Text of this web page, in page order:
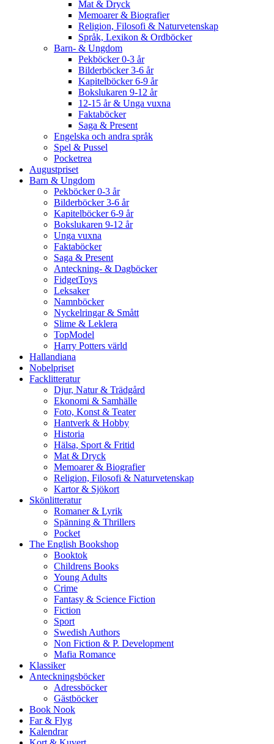
Mat & Dryck
Memoarer & Biografier
Religion, Filosofi & Naturvetenskap
Språk, Lexikon & Ordböcker
Barn- & Ungdom
Pekböcker 0-3 år
Bilderböcker 3-6 år
Kapitelböcker 6-9 år
Bokslukaren 9-12 år
12-15 år & Unga vuxna
Faktaböcker
Saga & Present
Engelska och andra språk
Spel & Pussel
Pocketrea
Augustpriset
Barn & Ungdom
Pekböcker 0-3 år
Bilderböcker 3-6 år
Kapitelböcker 6-9 år
Bokslukaren 9-12 år
Unga vuxna
Faktaböcker
Saga & Present
Anteckning- & Dagböcker
FidgetToys
Leksaker
Namnböcker
Nyckelringar & Smått
Slime & Leklera
TopModel
Harry Potters värld
Hallandiana
Nobelpriset
Facklitteratur
Djur, Natur & Trädgård
Ekonomi & Samhälle
Foto, Konst & Teater
Hantverk & Hobby
Historia
Hälsa, Sport & Fritid
Mat & Dryck
Memoarer & Biografier
Religion, Filosofi & Naturvetenskap
Kartor & Sjökort
Skönlitteratur
Romaner & Lyrik
Spänning & Thrillers
Pocket
The English Bookshop
Booktok
Childrens Books
Young Adults
Crime
Fantasy & Science Fiction
Fiction
Sport
Swedish Authors
Non Fiction & P. Development
Mafia Romance
Klassiker
Anteckningsböcker
Adressböcker
Gästböcker
Book Nook
Far & Flyg
Kalendrar